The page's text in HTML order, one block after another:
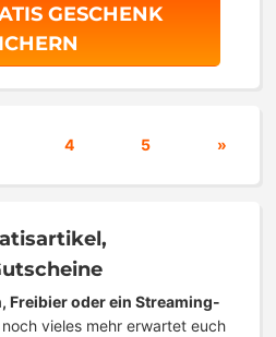
GESCHENK
4 5 »
Freibier oder ein Streaming-
vieles mehr erwartet euch